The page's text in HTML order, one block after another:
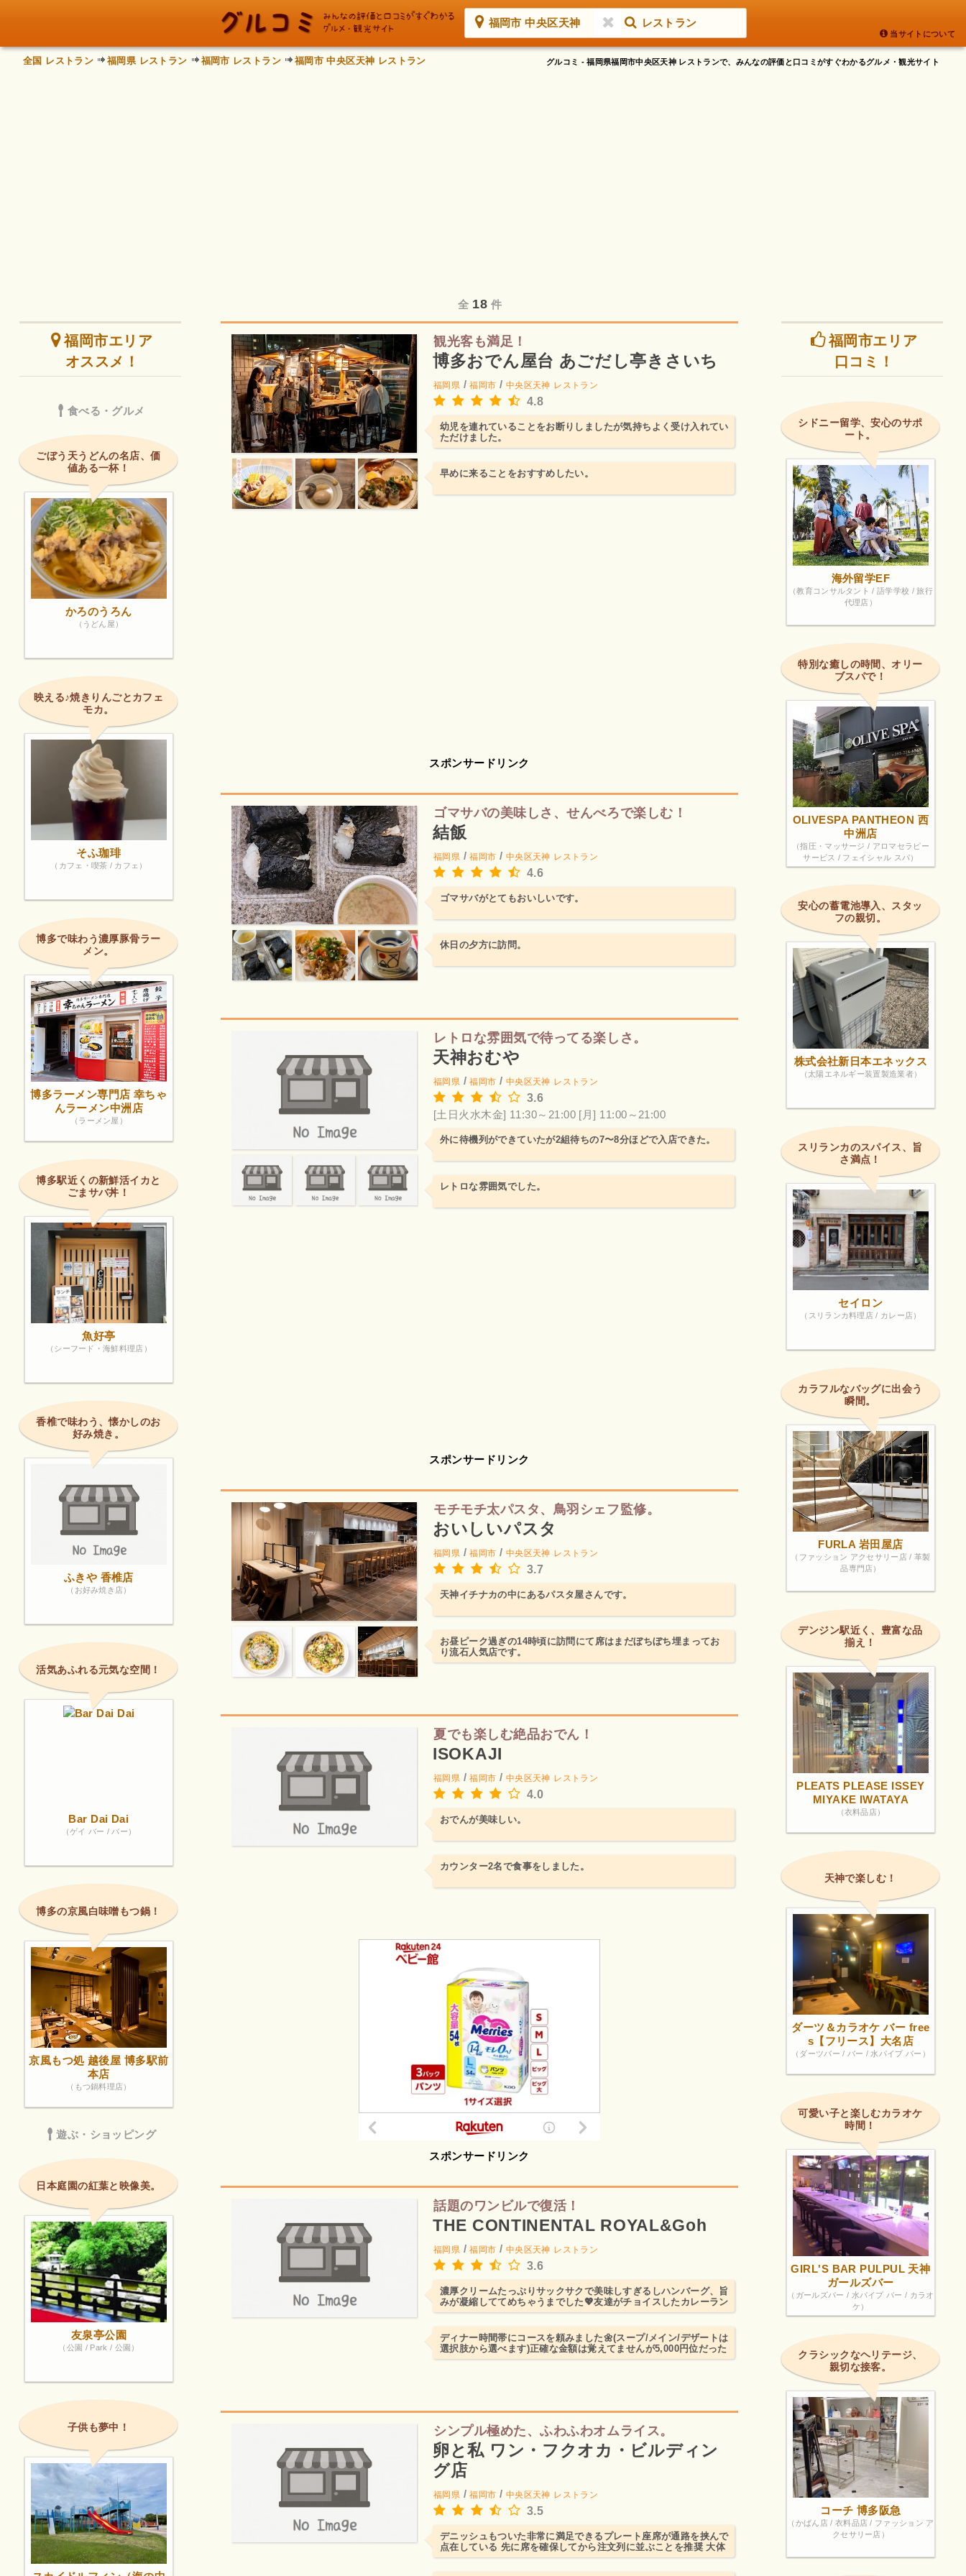
福岡市 中央区天神 レストラン
当サイトについて
グルコミ - 福岡県福岡市中央区天神 レストランで、みんなの評価と口コミがすぐわかるグルメ・観光サイト
全国 レストラン 福岡県 レストラン 福岡市 レストラン 福岡市 中央区天神 レストラン
全 18 件
観光客も満足！
博多おでん屋台 あごだし亭きさいち
福岡県 /福岡市 / 中央区天神 レストラン
4.8
幼児を連れていることをお断りしましたが気持ちよく受け入れてい
ただけました。
早めに来ることをおすすめしたい。
スポンサードリンク
ゴマサバの美味しさ、せんべろで楽しむ！
結飯
福岡県 /福岡市 / 中央区天神 レストラン
4.6
ゴマサバがとてもおいしいです。
休日の夕方に訪問。
レトロな雰囲気で待ってる楽しさ。
天神おむや
福岡県 /福岡市 / 中央区天神 レストラン
3.6
[土日火水木金] 11:30～21:00 [月] 11:00～21:00
外に待機列ができていたが2組待ちの7〜8分ほどで入店できた。
レトロな雰囲気でした。
スポンサードリンク
モチモチ太パスタ、鳥羽シェフ監修。
おいしいパスタ
福岡県 /福岡市 / 中央区天神 レストラン
3.7
天神イチナカの中にあるパスタ屋さんです。
お昼ピーク過ぎの14時頃に訪問にて席はまだぼちぼち埋まってお
り流石人気店です。
夏でも楽しむ絶品おでん！
ISOKAJI
福岡県 /福岡市 / 中央区天神 レストラン
4.0
おでんが美味しい。
カウンター2名で食事をしました。
スポンサードリンク
話題のワンビルで復活！
THE CONTINENTAL ROYAL&Goh
福岡県 /福岡市 / 中央区天神 レストラン
3.6
濃厚クリームたっぷりサックサクで美味しすぎるしハンバーグ、旨
みが凝縮しててめちゃうまでした💖友達がチョイスしたカレーラン
チはロイヤルのカレー...
ディナー時間帯にコースを頼みました🌼(スープ/メイン/デザートは
選択肢から選べます)正確な金額は覚えてませんが5,000円位だった
かな......
シンプル極めた、ふわふわオムライス。
卵と私 ワン・フクオカ・ビルディン
グ店
福岡県 /福岡市 / 中央区天神 レストラン
3.5
デニッシュもついた非常に満足できるプレート座席が通路を挟んで
点在している 先に席を確保してから注文列に並ぶことを推奨 大体
提供まで30分程キ...
福岡市エリア
オススメ！
食べる・グルメ
ごぼう天うどんの名店、価
値ある一杯！
かろのうろん
（うどん屋）
映える♪焼きりんごとカフェ
モカ。
そふ珈琲
（カフェ・喫茶 / カフェ）
博多で味わう濃厚豚骨ラー
メン。
博多ラーメン専門店 幸ちゃ
んラーメン中洲店
（ラーメン屋）
博多駅近くの新鮮活イカと
ごまサバ丼！
魚好亭
（シーフード・海鮮料理店）
香椎で味わう、懐かしのお
好み焼き。
ふきや 香椎店
（お好み焼き店）
活気あふれる元気な空間！
Bar Dai Dai
（ゲイ バー / バー）
博多の京風白味噌もつ鍋！
京風もつ処 越後屋 博多駅前
本店
（もつ鍋料理店）
遊ぶ・ショッピング
日本庭園の紅葉と映像美。
友泉亭公園
（公園 / Park / 公園）
子供も夢中！
福岡市エリア
口コミ！
シドニー留学、安心のサポ
ート。
海外留学EF
（教育コンサルタント / 語学学校 / 旅行
代理店）
特別な癒しの時間、オリー
ブスパで！
OLIVESPA PANTHEON 西
中洲店
（指圧・マッサージ / アロマセラピー
サービス / フェイシャル スパ）
安心の蓄電池導入、スタッ
フの親切。
株式会社新日本エネックス
（太陽エネルギー装置製造業者）
スリランカのスパイス、旨
さ満点！
セイロン
（スリランカ料理店 / カレー店）
カラフルなバッグに出会う
瞬間。
FURLA 岩田屋店
（ファッション アクセサリー店 / 革製
品専門店）
デンジン駅近く、豊富な品
揃え！
PLEATS PLEASE ISSEY
MIYAKE IWATAYA
（衣料品店）
天神で楽しむ！
ダーツ＆カラオケ バー free
s【フリース】大名店
（ダーツバー / バー / 水パイプ バー）
可愛い子と楽しむカラオケ
時間！
GIRL'S BAR PULPUL 天神
ガールズバー
（ガールズバー / 水パイプ バー / カラオ
ケ）
クラシックなヘリテージ、
親切な接客。
コーチ 博多阪急
（かばん店 / 衣料品店 / ファッション ア
クセサリー店）